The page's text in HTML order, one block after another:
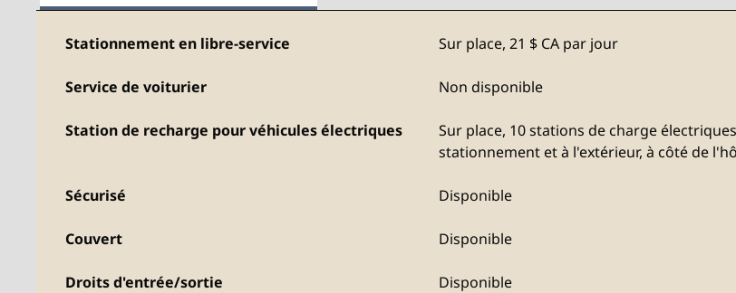
Stationnement en libre-service Sur place, 21 $ CA par jour
Service de voiturier Non disponible
Station de recharge pour véhicules électriques Sur place, 10 stations de charge
stationnement et à l'extérieur, à côté de
Sécurisé Disponible
Couvert Disponible
Droits d'entrée/sortie Disponible